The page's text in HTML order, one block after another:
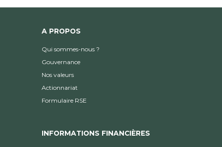
A PROPOS
Qui sommes-nous ?
Gouvernance
Nos valeurs
Actionnariat
Formulaire RSE
INFORMATIONS FINANCIÈRES